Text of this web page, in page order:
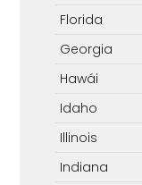
Florida
Georgia
Hawái
Idaho
Illinois
Indiana